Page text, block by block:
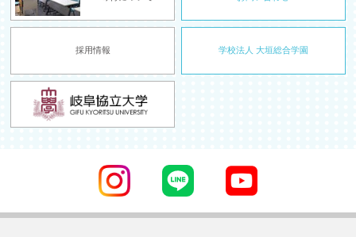
採用情報 学校法人 大垣総合学園